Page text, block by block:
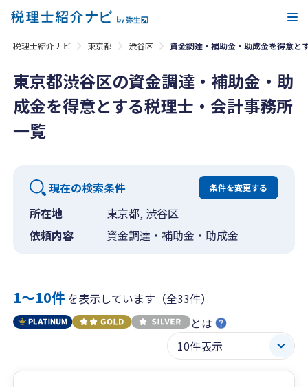
税理士紹介ナビ 東京都 渋谷区 資金調達・補助金・助成金を得意と
東京都渋谷区の資金調達・補助金・助
成金を得意とする税理士・会計事務所
一覧
現在の検索条件 条件を変更する
所在地
東京都, 渋谷区
依頼内容
資金調達・補助金・助成金
1〜10件を表示しています（全33件）
とは